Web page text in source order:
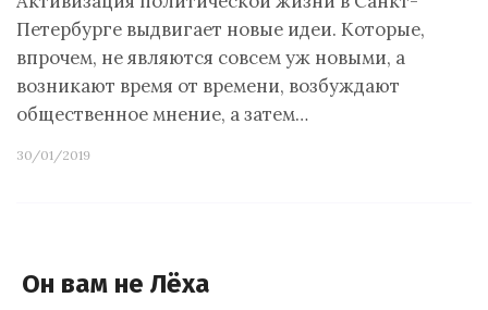
Петербурге выдвигает новые идеи. Которые,
впрочем, не являются совсем уж новыми, а
возникают время от времени, возбуждают
общественное мнение, а затем…
30/01/2019
Он вам не Лёха